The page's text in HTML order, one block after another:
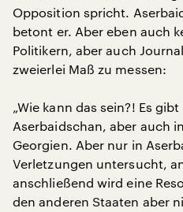
Opposition spricht.
betont er. Aber eben auch
Politikern, aber auch
zweierlei Maß zu messen:
„Wie kann das sein?! Es
Aserbaidschan, aber auch
Georgien. Aber nur in
Verletzungen untersucht,
anschließend wird eine
den anderen Staaten aber